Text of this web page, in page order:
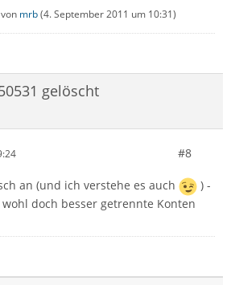
mrb(4. September 2011 um 10:31)
gelöscht
#8
an (und ich verstehe es auch
) -
doch besser getrennte Konten